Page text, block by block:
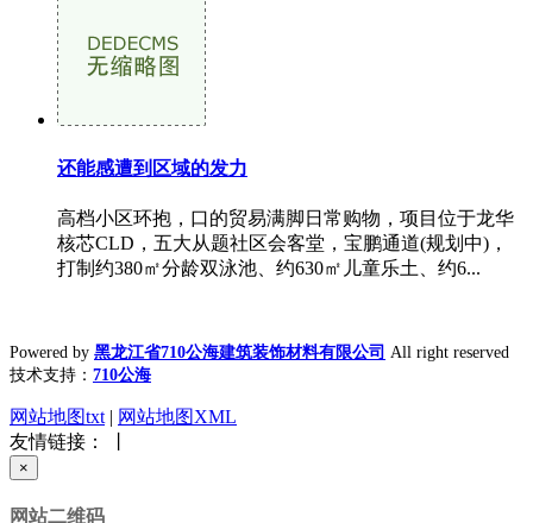
还能感遭到区域的发力
高档小区环抱，口的贸易满脚日常购物，项目位于龙华
核芯CLD，五大从题社区会客堂，宝鹏通道(规划中)，
打制约380㎡分龄双泳池、约630㎡儿童乐土、约6...
Powered by 黑龙江省710公海建筑装饰材料有限公司 All right reserved
技术支持： 710公海
网站地图txt | 网站地图XML
友情链接： 丨
×
网站二维码